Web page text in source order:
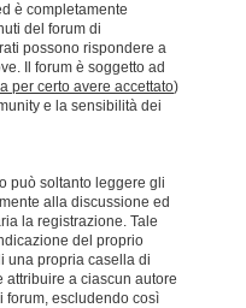
è completamente
del forum di
possono rispondere a
Il forum è soggetto ad
per certo avere accettato)
e la sensibilità dei
può soltanto leggere gli
alla discussione ed
la registrazione. Tale
del proprio
una propria casella di
attribuire a ciascun autore
forum, escludendo così